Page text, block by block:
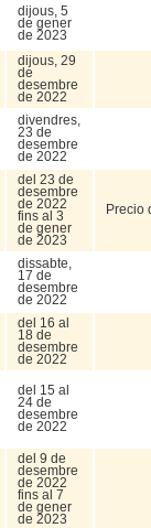
dijous, 5
de gener
de 2023
dijous, 29
de
desembre
de 2022
divendres,
23 de
desembre
de 2022
del 23 de
desembre
de 2022
fins al 3
de gener
de 2023
Precio
dissabte,
17 de
desembre
de 2022
del 16 al
18 de
desembre
de 2022
del 15 al
24 de
desembre
de 2022
del 9 de
desembre
de 2022
fins al 7
de gener
de 2023